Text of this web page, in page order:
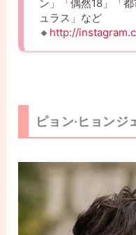
ン」「偶然18」「
ュラス」など
🔸 http://
ピョン·ヒョンジ